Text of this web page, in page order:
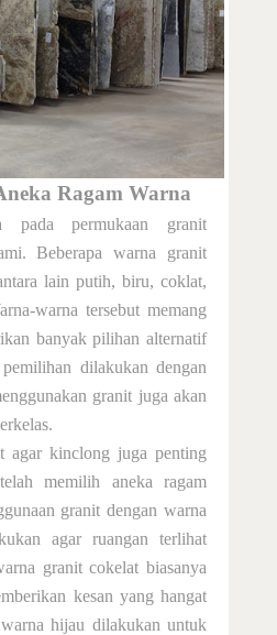
Ragam Warna
pada permukaan granit
Beberapa warna granit
lain putih, biru, coklat,
warna tersebut memang
banyak pilihan alternatif
dilakukan dengan
granit juga akan
agar kinclong juga penting
memilih aneka ragam
granit dengan warna
agar ruangan terlihat
granit cokelat biasanya
kesan yang hangat
hijau dilakukan untuk